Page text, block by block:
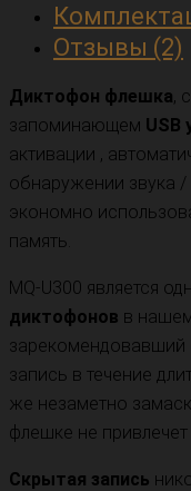
Отзывы (2)
Диктофон флешка,
запоминающем USB
активации ,
обнаружении звука
экономно
память.
MQ-U300 является
диктофонов в
запись в течение
же незаметно
флешке не
Скрытая запись